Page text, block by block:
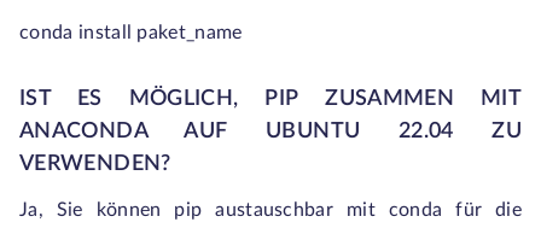
conda install paket_name
IST ES MÖGLICH, PIP ZUSAMMEN MIT
ANACONDA AUF UBUNTU 22.04 ZU
VERWENDEN?
Ja, Sie können pipaustauschbar mit condafür die